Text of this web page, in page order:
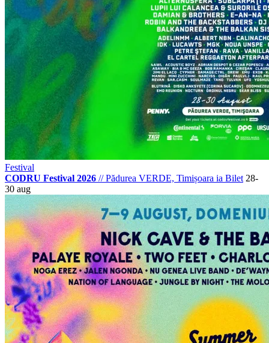
Festival
CODRU Festival 2026 //Pădurea VERDE, Timișoara ia Bilet 28-
30 aug